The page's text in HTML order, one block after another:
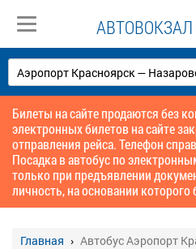
Билеты на сайте продаются без
электронных билетов на сайте
отправления рейса. Телефон
Посадка в автобус по
только при предъявлении
личность, на основании
Главная Автобус Аэропорт